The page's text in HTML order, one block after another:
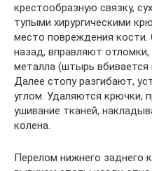
крестообразную связку,
тупыми хирургическими
место повреждения
назад, вправляют
металла (штырь
Далее стопу разгибают,
углом. Удаляются крючки,
ушивание тканей,
колена.
Перелом нижнего заднего